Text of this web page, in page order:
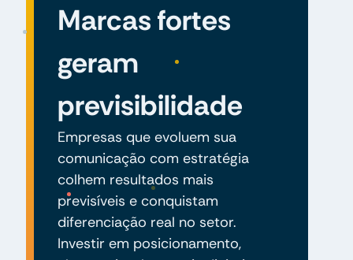
Marcas fortes
geram
previsibilidade
Empresas que evoluem sua
comunicação com estratégia
colhem resultados mais
previsíveis e conquistam
diferenciação real no setor.
Investir em posicionamento,